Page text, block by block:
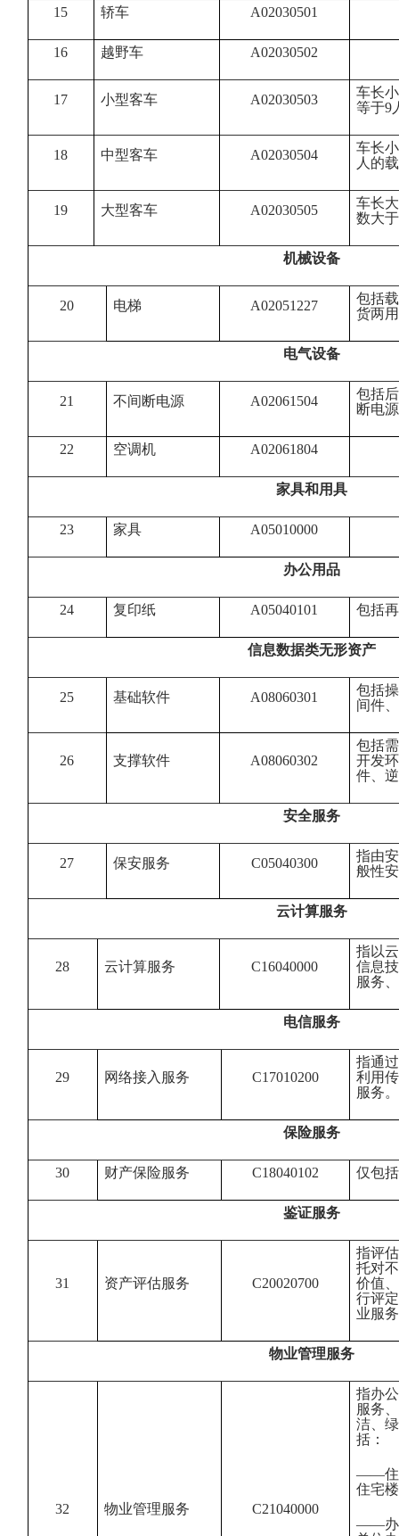
15 轿车 A02030501
16 越野车 A02030502
17 小型客车 A02030503
车长
等于9
18 中型客车 A02030504
车长
人的
19 大型客车 A02030505
车长
数大
机械设备
20 电梯 A02051227
包括
货两
电气设备
21 不间断电源 A02061504
包括
断电
22 空调机 A02061804
家具和用具
23 家具 A05010000
办公用品
24 复印纸 A05040101 包括
信息数据类无形资产
25 基础软件 A08060301
包括
间件
26 支撑软件 A08060302
包括
开发
件、
安全服务
27 保安服务 C05040300
指由
般性
云计算服务
28 云计算服务 C16040000
指以
信息
服务
电信服务
29 网络接入服务 C17010200
指通
利用
服务。
保险服务
30 财产保险服务 C18040102 仅包
鉴证服务
31 资产评估服务 C20020700
指评
托对
价值
行评
业服
物业管理服务
32 物业管理服务 C21040000
指办
服务
洁、
括：
——住
住宅
——办